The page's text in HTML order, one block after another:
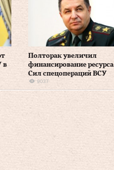
в
Полторак увеличил
финансирование ресурса
Сил спецопераций ВСУ
9037